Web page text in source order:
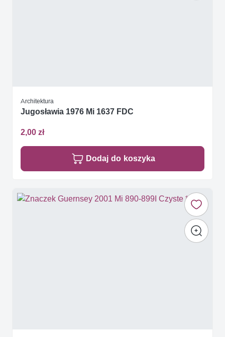
Architektura
Jugosławia 1976 Mi 1637 FDC
2,00 zł
Dodaj do koszyka